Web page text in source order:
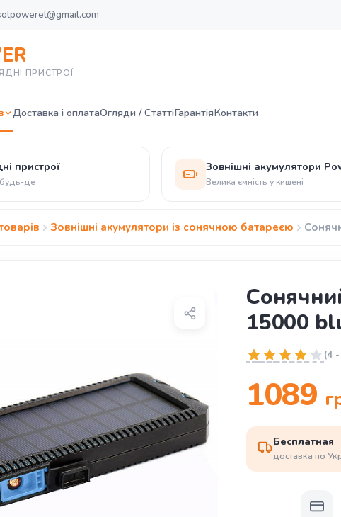
ПРИСТРОЇ
Доставка і оплатаОгляди / СтаттіГарантіяКонтакти
пристрої
де
Зовнішні акумулятори
Велика ємність у кишені
Зовнішні акумулятори із сонячною батареєю
15000
(4 -
1089
Бесплатная
доставка по